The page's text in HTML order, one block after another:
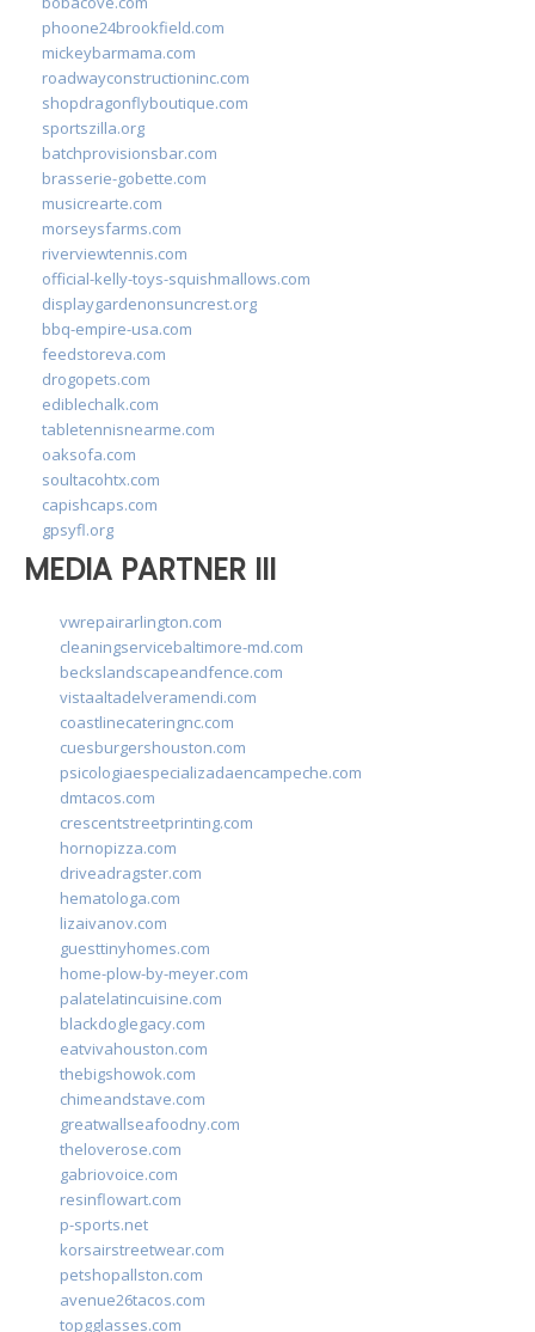
phoone24brookfield.com
mickeybarmama.com
roadwayconstructioninc.com
shopdragonflyboutique.com
sportszilla.org
batchprovisionsbar.com
brasserie-gobette.com
musicrearte.com
morseysfarms.com
riverviewtennis.com
official-kelly-toys-squishmallows.com
displaygardenonsuncrest.org
bbq-empire-usa.com
feedstoreva.com
drogopets.com
ediblechalk.com
tabletennisnearme.com
oaksofa.com
soultacohtx.com
capishcaps.com
gpsyfl.org
MEDIA PARTNER III
vwrepairarlington.com
cleaningservicebaltimore-md.com
beckslandscapeandfence.com
vistaaltadelveramendi.com
coastlinecateringnc.com
cuesburgershouston.com
psicologiaespecializadaencampeche.com
dmtacos.com
crescentstreetprinting.com
hornopizza.com
driveadragster.com
hematologa.com
lizaivanov.com
guesttinyhomes.com
home-plow-by-meyer.com
palatelatincuisine.com
blackdoglegacy.com
eatvivahouston.com
thebigshowok.com
chimeandstave.com
greatwallseafoodny.com
theloverose.com
gabriovoice.com
resinflowart.com
p-sports.net
korsairstreetwear.com
petshopallston.com
avenue26tacos.com
topgglasses.com